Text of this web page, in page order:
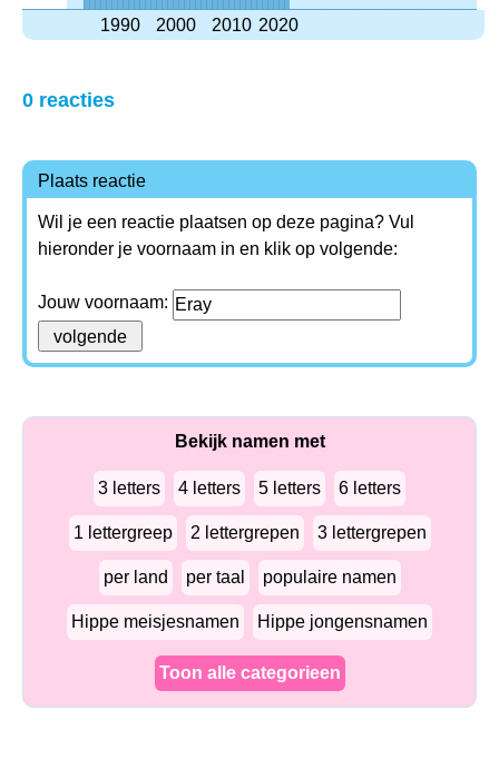
1990 2000 2010 2020
0 reacties
Plaats reactie
Wil je een reactie plaatsen op deze pagina? Vul
hieronder je voornaam in en klik op volgende:
Jouw voornaam:
Bekijk namen met
3 letters 4 letters 5 letters 6 letters
1 lettergreep 2 lettergrepen 3 lettergrepen
per land per taal populaire namen
Hippe meisjesnamen Hippe jongensnamen
Toon alle categorieen